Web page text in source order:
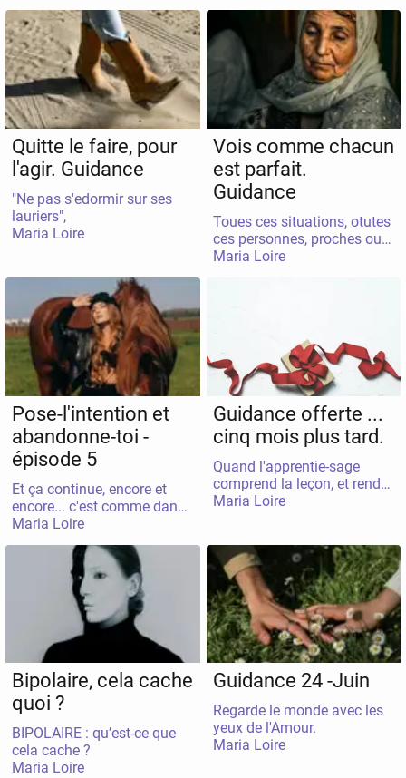
Maria Loire
Quitte le faire, pour
l'agir. Guidance
"Ne pas s'edormir sur ses
lauriers",
Maria Loire
Vois comme chacun
est parfait.
Guidance
Toues ces situations, otutes
ces personnes, proches ou
lointaines qui nous
Maria Loire
Pose-l'intention et
abandonne-toi -
épisode 5
Et ça continue, encore et
encore... c'est comme dans
la chanson, et je décrypte, et
trasmute, alchimise.. et
comme si ce petit je était le
roi du monde, alors que le
grand JE, est le seul mitre o
bord, invitant le mental à
obtempérer en quleque
sorte. Et dans le grand jeu
de la vie, je me régale - enfin
pas toujours dans
l'immédiateté, je le
reconnais.
Maria Loire
Guidance offerte ...
cinq mois plus tard.
Quand l'apprentie-sage
comprend la leçon, et rends
grâce.
Maria Loire
Bipolaire, cela cache
quoi ?
BIPOLAIRE : qu’est-ce que
cela cache ?
Maria Loire
Guidance 24 -Juin
Regarde le monde avec les
yeux de l'Amour.